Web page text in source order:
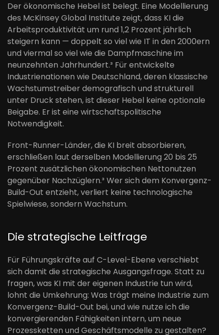
Der ökonomische Hebel ist belegt. Eine Modellierung
des McKinsey Global Institute zeigt, dass KI die
Arbeitsproduktivität um rund 1,2 Prozent jährlich
steigern kann — doppelt so viel wie IT in den 2000ern
und viermal so viel wie die Dampfmaschine im
neunzehnten Jahrhundert.³ Für entwickelte
Industrienationen wie Deutschland, deren klassische
Wachstumstreiber demografisch und strukturell
unter Druck stehen, ist dieser Hebel keine optionale
Beigabe. Er ist eine wirtschaftspolitische
Notwendigkeit.
Front-Runner-Länder, die KI breit absorbieren,
erschließen laut derselben Modellierung 20 bis 25
Prozent zusätzlichen ökonomischen Nettonutzen
gegenüber Nachzüglern.³ Wer sich dem Konvergenz-
Build-Out entzieht, verliert keine technologische
Spielwiese, sondern Wachstum.
Die strategische Leitfrage
Für Führungskräfte auf C-Level-Ebene verschiebt
sich damit die strategische Ausgangsfrage. Statt zu
fragen, was KI mit der eigenen Industrie tun wird,
lohnt die Umkehrung: Was trägt meine Industrie zum
Konvergenz-Build-Out bei, und wie nutze ich die
konvergierenden Fähigkeiten intern, um neue
Prozessketten und Geschäftsmodelle zu gestalten?